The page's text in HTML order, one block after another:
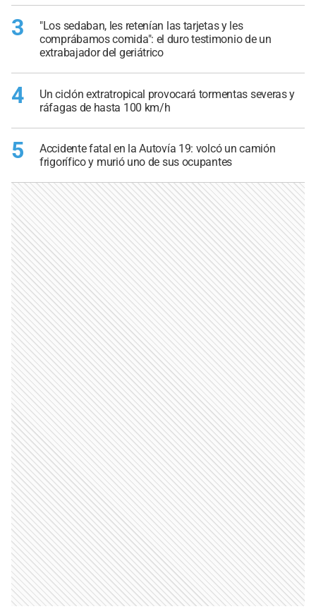
3
"Los sedaban, les retenían las tarjetas y les
comprábamos comida": el duro testimonio de un
extrabajador del geriátrico
4
Un ciclón extratropical provocará tormentas severas y
ráfagas de hasta 100 km/h
5
Accidente fatal en la Autovía 19: volcó un camión
frigorífico y murió uno de sus ocupantes